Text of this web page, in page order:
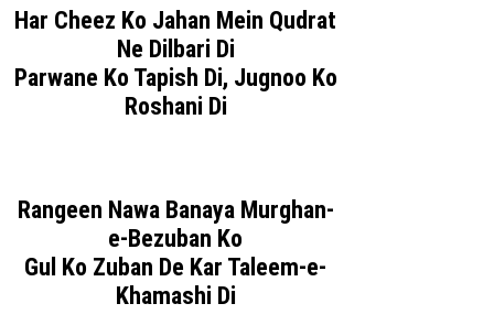
Har Cheez Ko Jahan Mein Qudrat
Ne Dilbari Di
Parwane Ko Tapish Di, Jugnoo Ko
Roshani Di
Rangeen Nawa Banaya Murghan-
e-Bezuban Ko
Gul Ko Zuban De Kar Taleem-e-
Khamashi Di